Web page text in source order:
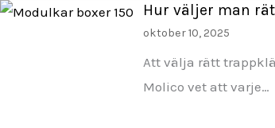
Hur väljer man
oktober 10, 2025
Att välja rätt
Molico vet att varje…